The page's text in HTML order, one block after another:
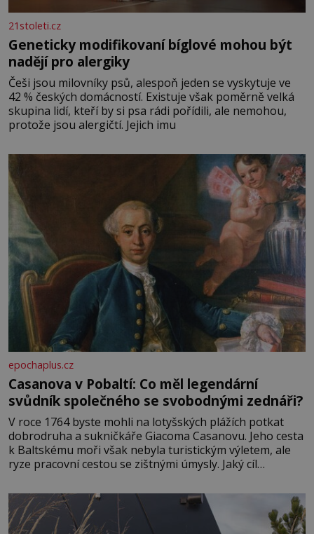
21stoleti.cz
Geneticky modifikovaní bíglové mohou být
nadějí pro alergiky
Češi jsou milovníky psů, alespoň jeden se vyskytuje ve
42 % českých domácností. Existuje však poměrně velká
skupina lidí, kteří by si psa rádi pořídili, ale nemohou,
protože jsou alergičtí. Jejich imu
epochaplus.cz
Casanova v Pobaltí: Co měl legendární
svůdník společného se svobodnými zednáři?
V roce 1764 byste mohli na lotyšských plážích potkat
dobrodruha a sukničkáře Giacoma Casanovu. Jeho cesta
k Baltskému moři však nebyla turistickým výletem, ale
ryze pracovní cestou se zištnými úmysly. Jaký cíl
lotyšské Rigy? Casanova v Pobaltí kontaktoval tamní
zednářské lóže. Nebyl v této oblasti žádným nováčkem,
protože do zednářské